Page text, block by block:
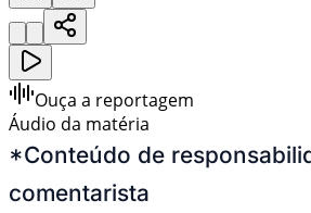
Ouça a reportagem
Áudio da matéria
*Conteúdo de
comentarista